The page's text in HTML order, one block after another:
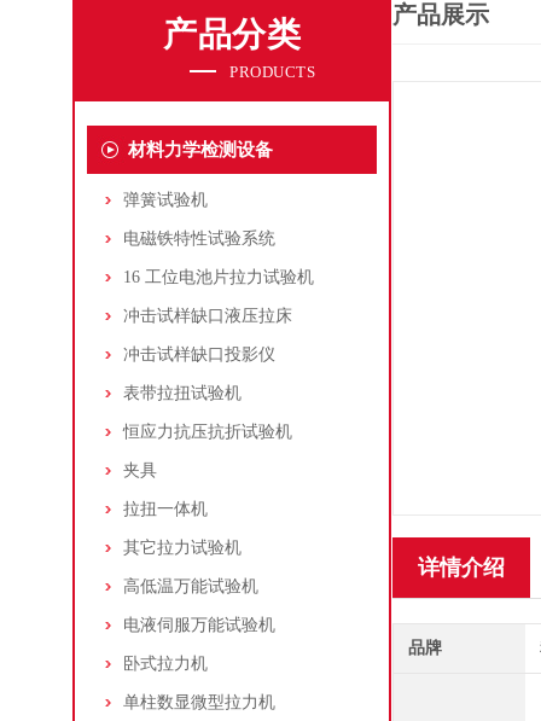
产品分类
PRODUCTS
材料力学检测设备
弹簧试验机
电磁铁特性试验系统
16 工位电池片拉力试验机
冲击试样缺口液压拉床
冲击试样缺口投影仪
表带拉扭试验机
恒应力抗压抗折试验机
夹具
拉扭一体机
其它拉力试验机
高低温万能试验机
电液伺服万能试验机
卧式拉力机
单柱数显微型拉力机
产品展示
详情介绍
品牌